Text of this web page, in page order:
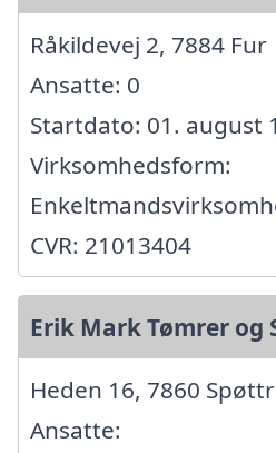
Råkildevej 2, 7884 Fur
Ansatte: 0
Startdato: 01. august
Virksomhedsform:
CVR: 21013404
Erik Mark Tømrer og
Heden 16, 7860
Ansatte: